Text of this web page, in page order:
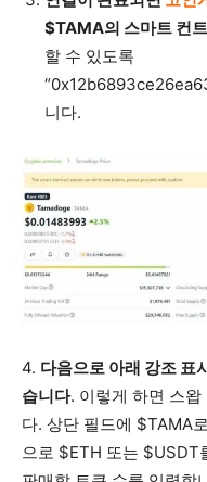
$TAMA의 스마트 컨
할 수 있도록
니다.
4. 다음으로 아래 강조 표
습니다. 이렇게 하면 스
다. 상단 필드에 $TAMA
으로 $ETH 또는 $USDT